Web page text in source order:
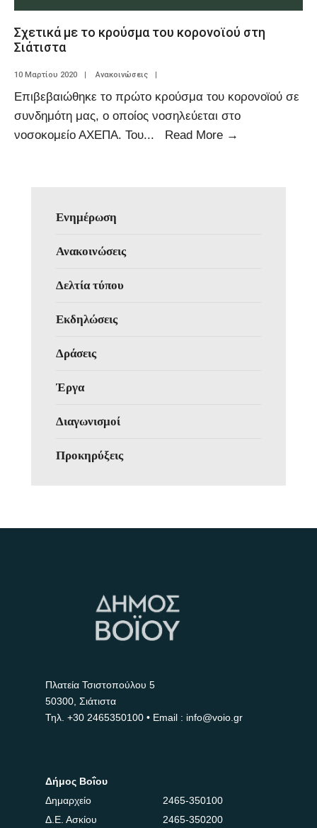
Σχετικά με το κρούσμα του κορονοϊού στη
Σιάτιστα
10 Μαρτίου 2020 | Ανακοινώσεις |
Επιβεβαιώθηκε το πρώτο κρούσμα του κορονοϊού σε
συνδημότη μας, ο οποίος νοσηλεύεται στο
νοσοκομείο ΑΧΕΠΑ. Του... Read More →
Ενημέρωση
Ανακοινώσεις
Δελτία τύπου
Εκδηλώσεις
Δράσεις
Έργα
Διαγωνισμοί
Προκηρύξεις
Πλατεία Τσιστοπούλου 5
50300, Σιάτιστα
Τηλ. +30 2465350100 • Email : info@voio.gr
Δήμος Βοΐου
Δημαρχείο
2465-350100
Δ.Ε. Ασκίου
2465-350200